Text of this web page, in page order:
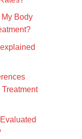
Body